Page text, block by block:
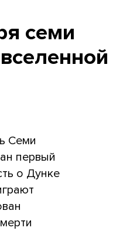
семи
Семи
первый
о Дунке